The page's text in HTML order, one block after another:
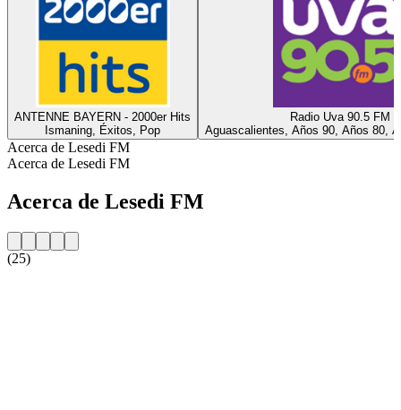
ANTENNE BAYERN - 2000er Hits
Ismaning, Éxitos, Pop
Radio Uva 90.5 FM
Aguascalientes, Años 90, Años 80,
Acerca de Lesedi FM
Acerca de Lesedi FM
Acerca de Lesedi FM
(25)